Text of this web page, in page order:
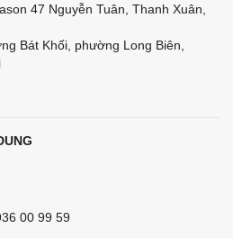
47 Nguyễn Tuân, Thanh Xuân,
Bát Khối, phường Long Biên,
00 99 59